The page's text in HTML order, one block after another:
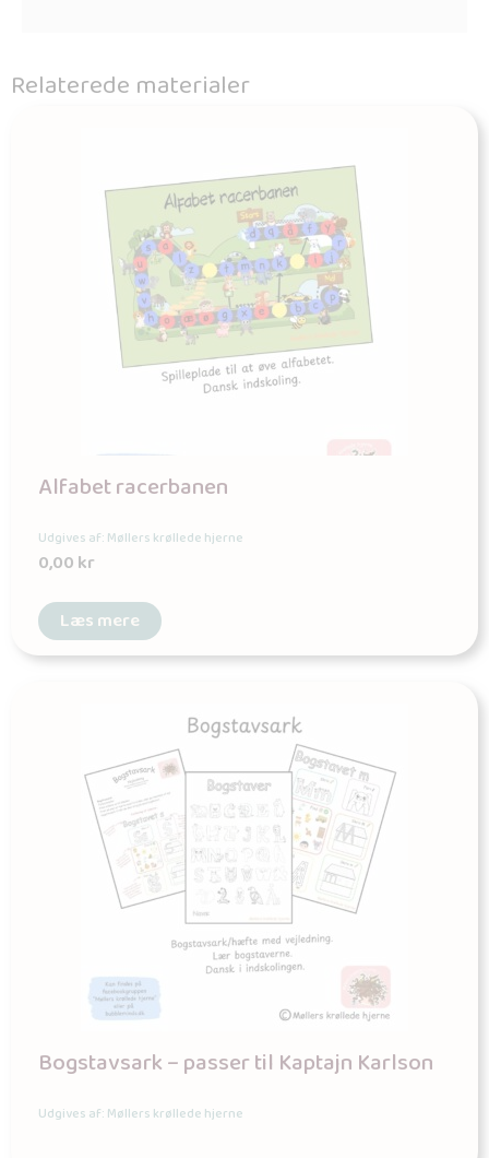
Relaterede materialer
Alfabet racerbanen
Udgives af: Møllers krøllede hjerne
0,00kr
Læs mere
Bogstavsark – passer til Kaptajn Karlson
Udgives af: Møllers krøllede hjerne